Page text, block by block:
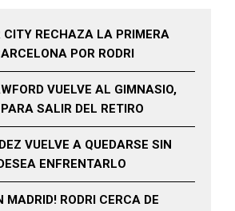
CITY RECHAZA LA PRIMERA
POR RODRI
VUELVE AL GIMNASIO,
SALIR DEL RETIRO
VUELVE A QUEDARSE SIN
ENFRENTARLO
MADRID! RODRI CERCA DE